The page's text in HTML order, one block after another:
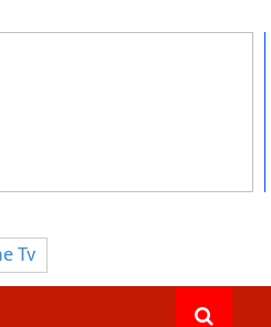
Tv